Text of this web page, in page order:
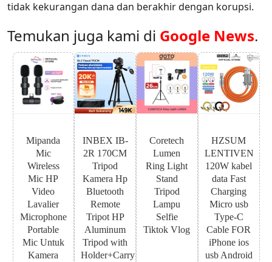
tidak kekurangan dana dan berakhir dengan korupsi.
Temukan juga kami di Google News.
Mipanda
Mic
Wireless
Mic HP
Video
Lavalier
Microphone
Portable
Mic Untuk
Kamera
INBEX IB-
2R 170CM
Tripod
Kamera Hp
Bluetooth
Remote
Tripot HP
Aluminum
Tripod with
Holder+Carry
Coretech
Lumen
Ring Light
Stand
Tripod
Lampu
Selfie
Tiktok Vlog
HZSUM
LENTIVEN
120W kabel
data Fast
Charging
Micro usb
Type-C
Cable FOR
iPhone ios
usb Android